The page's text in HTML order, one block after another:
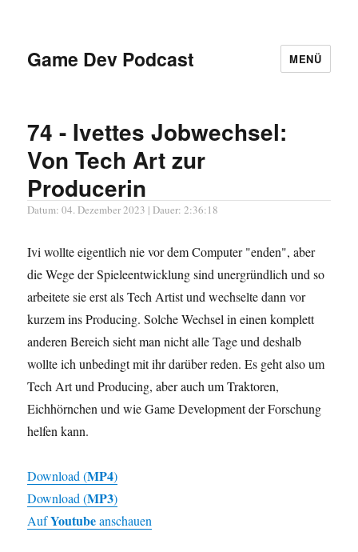
Game Dev Podcast MENÜ
74 - Ivettes Jobwechsel:
Von Tech Art zur
Producerin
Datum: 04. Dezember 2023 | Dauer: 2:36:18
Ivi wollte eigentlich nie vor dem Computer "enden", aber
die Wege der Spieleentwicklung sind unergründlich und so
arbeitete sie erst als Tech Artist und wechselte dann vor
kurzem ins Producing. Solche Wechsel in einen komplett
anderen Bereich sieht man nicht alle Tage und deshalb
wollte ich unbedingt mit ihr darüber reden. Es geht also um
Tech Art und Producing, aber auch um Traktoren,
Eichhörnchen und wie Game Development der Forschung
helfen kann.
Download (MP4)
Download (MP3)
AufYoutubeanschauen